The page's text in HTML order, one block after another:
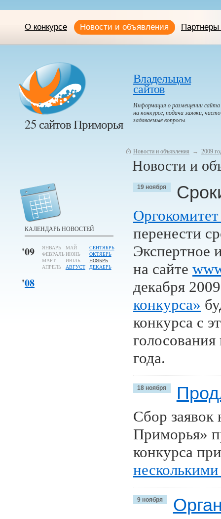
О конкурсе Новости и объявления Партнеры
25 сайтов Приморья
Владельцам
сайтов
Информация о размещении сайта
на конкурсе, подача заявки, часто
задаваемые вопросы.
Новости и объявления → 2009
Новости и
КАЛЕНДАРЬ НОВОСТЕЙ
'09
ЯНВАРЬ
ФЕВРАЛЬ
МАРТ
АПРЕЛЬ
МАЙ
ИЮНЬ
ИЮЛЬ
АВГУСТ
СЕНТЯБРЬ
ОКТЯБРЬ
НОЯБРЬ
ДЕКАБРЬ
'08
19 ноября
перенести
Экспертное
на сайте
декабря
конкурса»
конкурса с
года.
18 ноября
Сбор заявок
Приморья»
конкурса
9 ноября